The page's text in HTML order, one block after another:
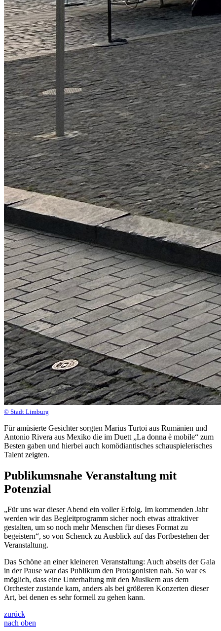
© Stadt Limburg
Für amüsierte Gesichter sorgten Marius Turtoi aus Rumänien und
Antonio Rivera aus Mexiko die im Duett „La donna è mobile“ zum
Besten gaben und hierbei auch komödiantisches schauspielerisches
Talent zeigten.
Publikumsnahe Veranstaltung mit
Potenzial
„Für uns war dieser Abend ein voller Erfolg. Im kommenden Jahr
werden wir das Begleitprogramm sicher noch etwas attraktiver
gestalten, um so noch mehr Menschen für dieses Format zu
begeistern“, so von Schenck zu Ausblick auf das Fortbestehen der
Veranstaltung.
Das Schöne an einer kleineren Veranstaltung: Auch abseits der Gala
in der Pause war das Publikum den Protagonisten nah. So war es
möglich, dass eine Unterhaltung mit den Musikern aus dem
Orchester zustande kam, anders als bei größeren Konzerten dieser
Art, bei denen es sehr formell zu gehen kann.
zurück
nach oben